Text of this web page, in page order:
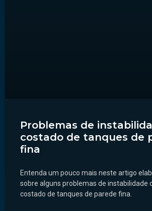
Problemas de
costado de tanques de
fina
Entenda um pouco mais neste artigo
sobre alguns problemas de instabilidade
costado de tanques de parede fina.